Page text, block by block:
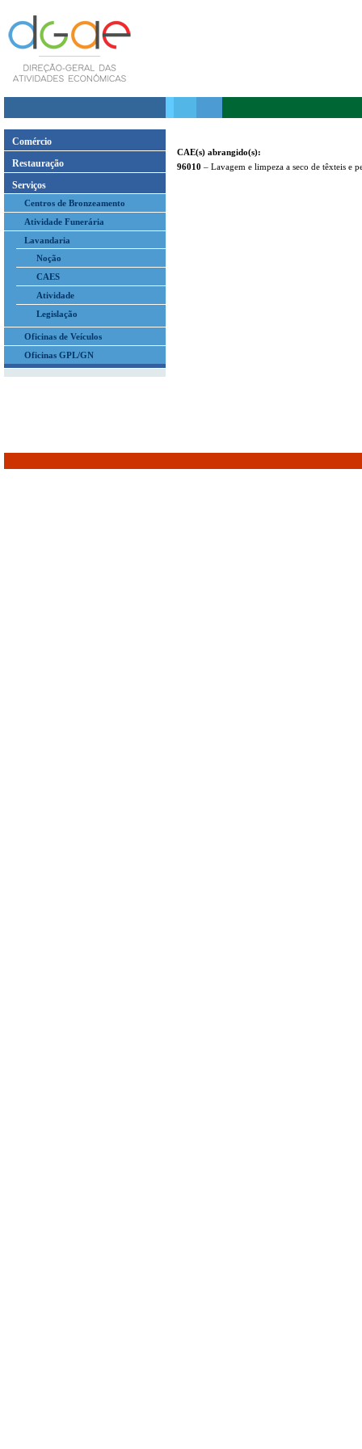
Comércio
Restauração
Serviços
Centros de Bronzeamento
Atividade Funerária
Lavandaria
Noção
CAES
Atividade
Legislação
Oficinas de Veículos
Oficinas GPL/GN
CAE(s) abrangido(s):
96010 – Lavagem e limpeza a seco de têxteis e